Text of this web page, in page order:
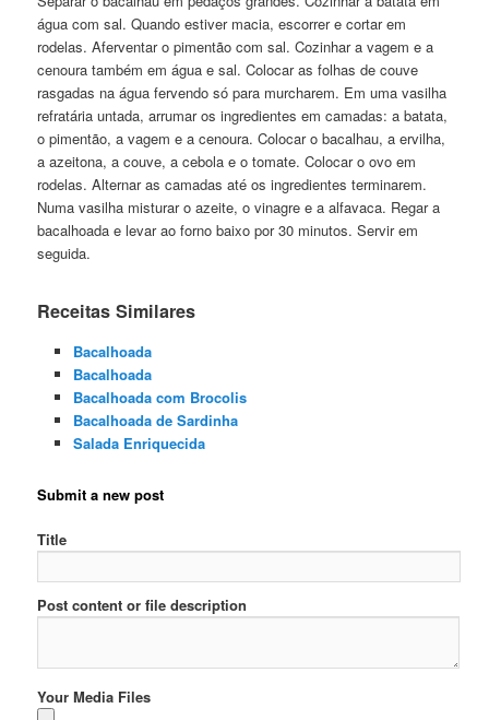
água com sal. Quando estiver macia, escorrer e cortar em
rodelas. Aferventar o pimentão com sal. Cozinhar a vagem e a
cenoura também em água e sal. Colocar as folhas de couve
rasgadas na água fervendo só para murcharem. Em uma vasilha
refratária untada, arrumar os ingredientes em camadas: a batata,
o pimentão, a vagem e a cenoura. Colocar o bacalhau, a ervilha,
a azeitona, a couve, a cebola e o tomate. Colocar o ovo em
rodelas. Alternar as camadas até os ingredientes terminarem.
Numa vasilha misturar o azeite, o vinagre e a alfavaca. Regar a
bacalhoada e levar ao forno baixo por 30 minutos. Servir em
seguida.
Receitas Similares
Bacalhoada
Bacalhoada
Bacalhoada com Brocolis
Bacalhoada de Sardinha
Salada Enriquecida
Submit a new post
Title
Post content or file description
Your Media Files